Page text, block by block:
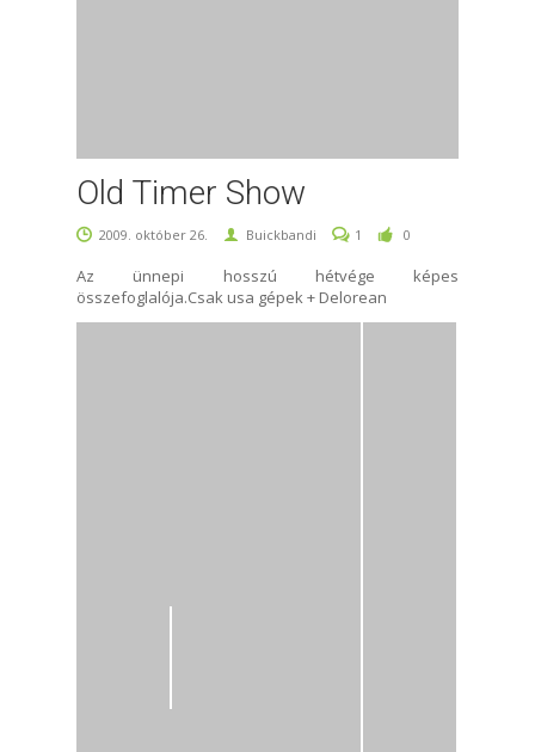
Old Timer Show
2009. október 26. Buickbandi 1 0
Az ünnepi hosszú hétvége képes
összefoglalója.Csak usa gépek + Delorean